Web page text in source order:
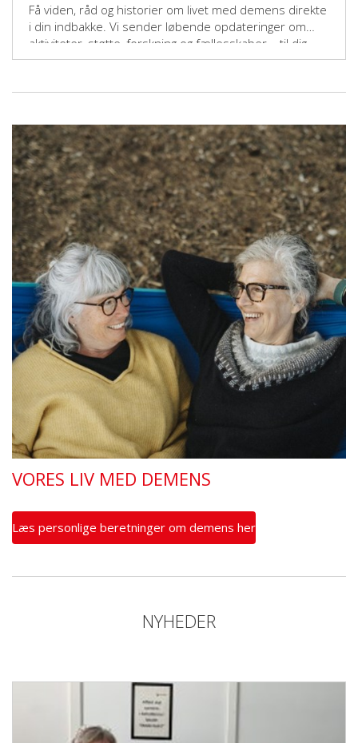
Få viden, råd og historier om livet med demens direkte
i din indbakke. Vi sender løbende opdateringer om
aktiviteter, støtte, forskning og fællesskaber – til dig,
der vil gøre en forskel.
VORES LIV MED DEMENS
Læs personlige beretninger om demens her
NYHEDER